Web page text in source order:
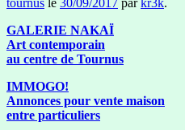
GALERIE NAKAÏ
Art contemporain
au centre de Tournus
IMMOGO!
Annonces pour vente maison
entre particuliers